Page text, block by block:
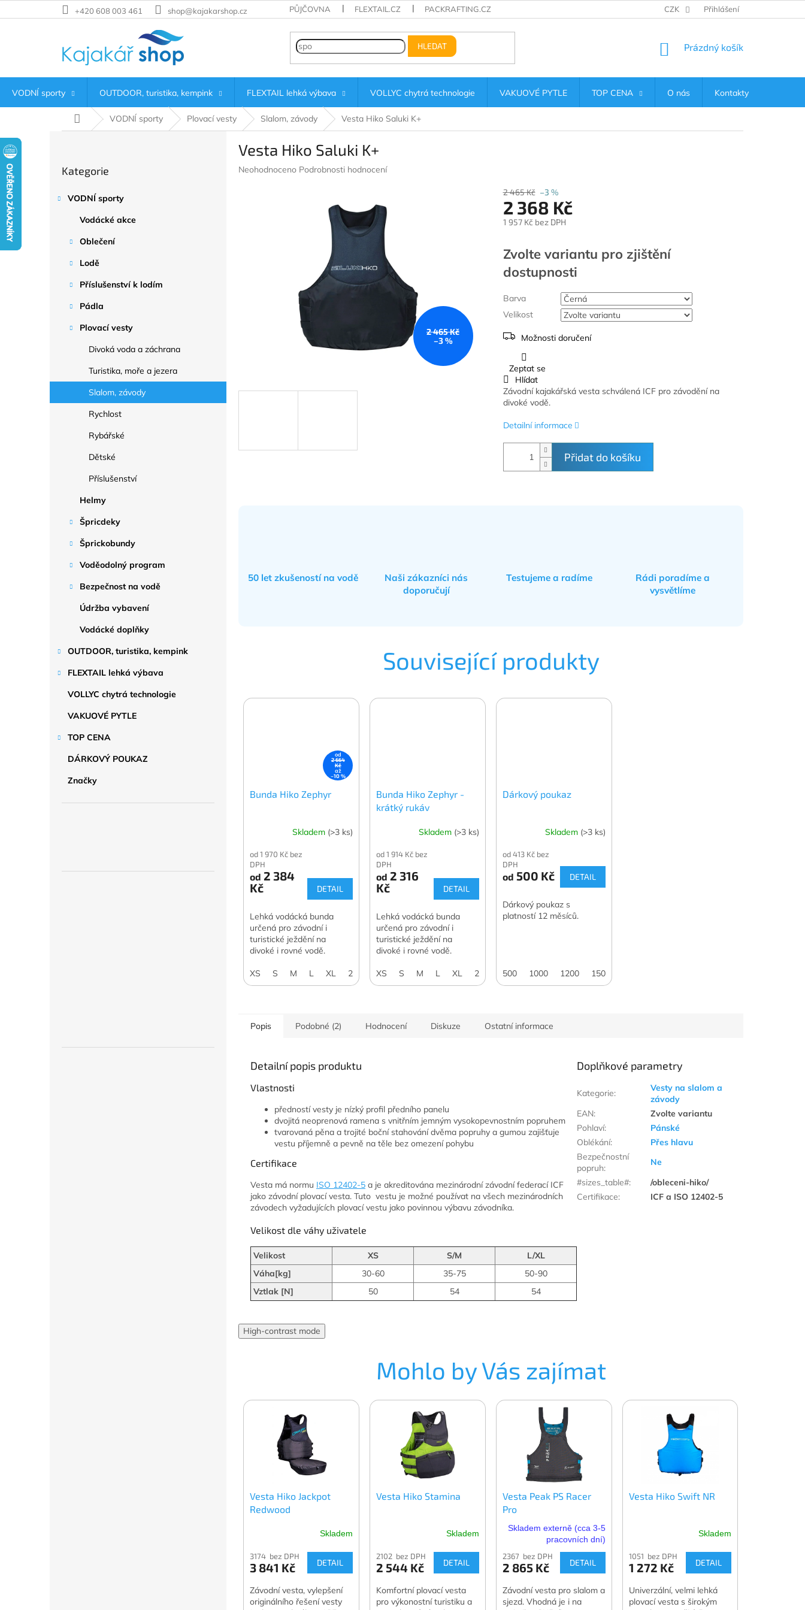
na
+420 608 003 461 shop@kajakarshop.cz PŮJČOVNA FLEXTAIL.CZ PACKRAFTING.CZ CZK Přihlášení
HLEDAT
NÁKUPNÍ
Prázdný košík
VODNÍ sporty OUTDOOR, turistika, kempink FLEXTAIL lehká výbava VOLLYC chytrá technologie VAKUOVÉ PYTLE TOP CENA O nás Kontakty
Domů VODNÍ sporty Plovací vesty Slalom, závody Vesta Hiko Saluki K+
kategorie
Kategorie
VODNÍ sporty
Vodácké akce
Oblečení
Lodě
Příslušenství k lodím
Pádla
Plovací vesty
Divoká voda a záchrana
Turistika, moře a jezera
Slalom, závody
Rychlost
Rybářské
Dětské
Příslušenství
Helmy
Špricdeky
Šprickobundy
Voděodolný program
Bezpečnost na vodě
Údržba vybavení
Vodácké doplňky
OUTDOOR, turistika, kempink
FLEXTAIL lehká výbava
VOLLYC chytrá technologie
VAKUOVÉ PYTLE
TOP CENA
DÁRKOVÝ POUKAZ
Značky
Vesta Hiko Saluki K+
Průměrné
Neohodnoceno Podrobnosti hodnocení
2 465 Kč
–3 %
2 465 Kč –3 %
2 368 Kč
1 957 Kč bez DPH
cena:
Zvolte variantu
Barva
Velikost
Možnosti doručení
Přidat do košíku
Závodní kajakářská vesta schválená ICF pro závodění na
divoké vodě.
Detailní informace
Zeptat se
Hlídat
50 let zkušeností na vodě
Naši zákazníci nás
doporučují
Testujeme a radíme
Rádi poradíme a
vysvětlíme
Související produkty
od
2 664
Kč
až
–10 %
Bunda Hiko Zephyr
Skladem (>3 ks)
od 1 970 Kč bez
DPH
od 2 384
Kč
DETAIL
Lehká vodácká bunda
určená pro závodní i
turistické ježdění na
divoké i rovné vodě.
XS S M L XL 2XL
Bunda Hiko Zephyr -
krátký rukáv
Skladem (>3 ks)
od 1 914 Kč bez
DPH
od 2 316
Kč
DETAIL
Lehká vodácká bunda
určená pro závodní i
turistické ježdění na
divoké i rovné vodě.
XS S M L XL 2XL
Dárkový poukaz
Skladem (>3 ks)
od 413 Kč bez
DPH
od 500 Kč DETAIL
Dárkový poukaz s
platností 12 měsíců.
500 1000 1200 1500
Popis Podobné (2) Hodnocení Diskuze Ostatní informace
Detailní popis produktu
Vlastnosti
předností vesty je nízký profil předního panelu
dvojitá neoprenová ramena s vnitřním jemným vysokopevnostním popruhem
tvarovaná pěna a trojité boční stahování dvěma popruhy a gumou zajišťuje
vestu příjemně a pevně na těle bez omezení pohybu
Certifikace
Vesta má normu ISO 12402-5 a je akreditována mezinárodní závodní federací ICF
jako závodní plovací vesta. Tuto vestu je možné používat na všech mezinárodních
závodech vyžadujících plovací vestu jako povinnou výbavu závodníka.
Velikost dle váhy uživatele
Velikost XS S/M
L/XL
Váha[kg]
30-60 35-75
50-90
Vztlak [N]
50 54 54
Doplňkové parametry
Kategorie:
Vesty na slalom a
závody
EAN:
Zvolte variantu
Pohlaví:
Pánské
Oblékání:
Přes hlavu
Bezpečnostní
popruh:
Ne
#sizes_table#:
/obleceni-hiko/
Certifikace: ICF a ISO 12402-5
High-contrast mode
Mohlo by Vás zajímat
Vesta Hiko Jackpot
Redwood
Skladem
3174 bez DPH
3 841 Kč DETAIL
Závodní vesta, vylepšení
originálního řešení vesty
Vesta Hiko Stamina
Skladem
2102 bez DPH
2 544 Kč DETAIL
Komfortní plovací vesta
pro výkonostní turistiku a
Vesta Peak PS Racer
Pro
Skladem externě (cca 3-5
pracovních dní)
2367 bez DPH
2 865 Kč DETAIL
Závodní vesta pro slalom a
sjezd. Vhodná je i na
Vesta Hiko Swift NR
Skladem
1051 bez DPH
1 272 Kč DETAIL
Univerzální, velmi lehká
plovací vesta s širokým